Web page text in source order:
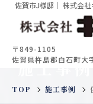
佐賀市J様邸｜ 株式会社
〒849-1105
佐賀県杵島郡白石町大
施工事例
TOP 施工事例